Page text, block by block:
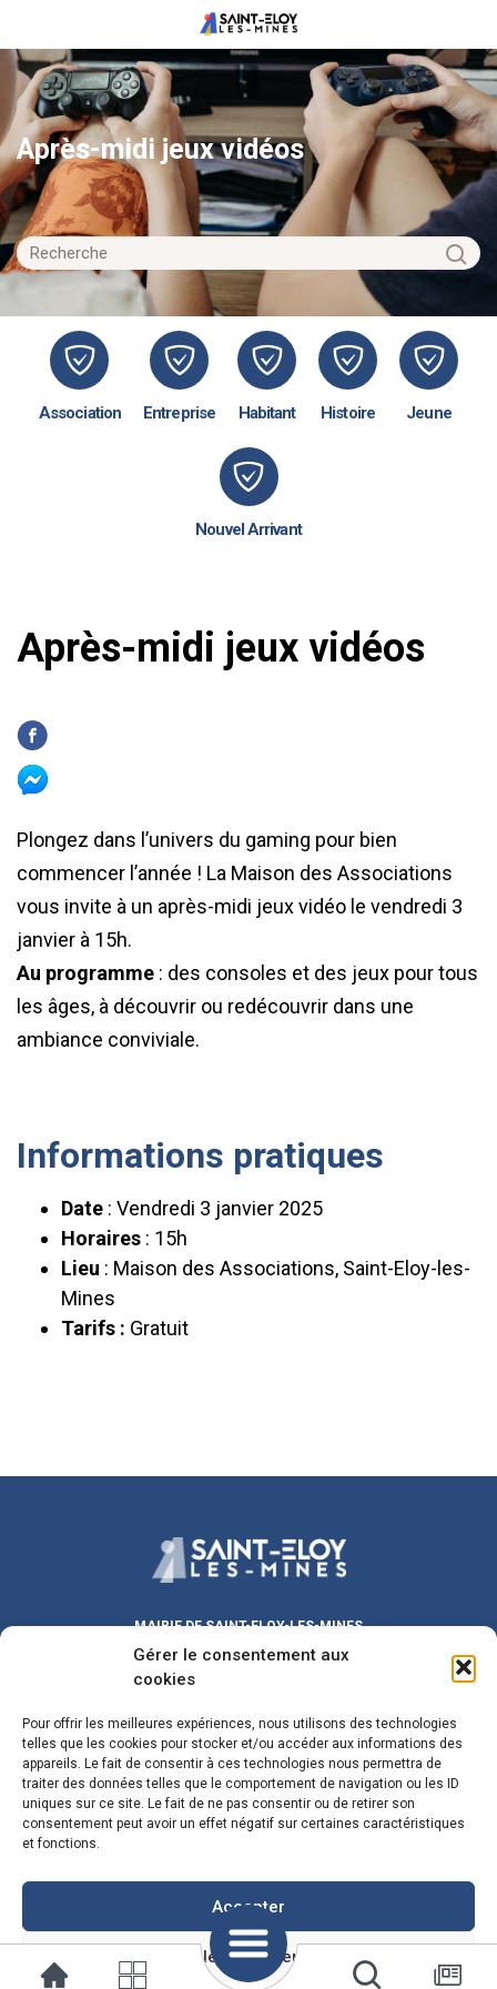
Gérer le consentement aux
cookies
Pour offrir les meilleures expériences, nous utilisons des technologies
telles que les cookies pour stocker et/ou accéder aux informations des
appareils. Le fait de consentir à ces technologies nous permettra de
traiter des données telles que le comportement de navigation ou les ID
uniques sur ce site. Le fait de ne pas consentir ou de retirer son
consentement peut avoir un effet négatif sur certaines caractéristiques
et fonctions.
Accepter
Voir les préférences
Après-midi jeux vidéos
Association Entreprise Habitant Histoire Jeune
Nouvel Arrivant
Après-midi jeux vidéos
Plongez dans l’univers du gaming pour bien
commencer l’année ! La Maison des Associations
vous invite à un après-midi jeux vidéo le vendredi 3
janvier à 15h.
Au programme : des consoles et des jeux pour tous
les âges, à découvrir ou redécouvrir dans une
ambiance conviviale.
Informations pratiques
Date : Vendredi 3 janvier 2025
Horaires : 15h
Lieu : Maison des Associations, Saint-Eloy-les-
Mines
Tarifs : Gratuit
MAIRIE DE SAINT-ELOY-LES-MINES
Place Michel DUVAL
9h00 – 12h00/ 13h30 – 17h30
Samedi :9h00 – 12h00
Fermeture le mercredi matin
maire@sainteloylesmines.fr
04 73 85 08 24